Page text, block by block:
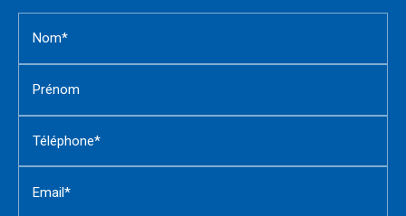
Nom*
Prénom
Téléphone*
Email*